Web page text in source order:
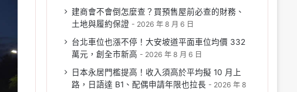
建商會不會倒怎麼查？買預售屋前必查的財務、
土地與履約保證
2026 年 8 月 6 日
台北車位也漲不停！大安坡道平面車位均價 332
萬元，創全市新高
2026 年 8 月 6 日
日本永居門檻提高！收入須高於平均擬 10 月上
路，日語達 B1、配偶申請年限也拉長
2026 年 8